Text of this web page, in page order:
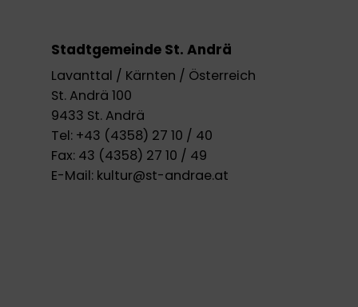
Stadtgemeinde St. Andrä
Lavanttal / Kärnten / Österreich
St. Andrä 100
9433 St. Andrä
Tel: +43 (4358) 27 10 / 40
Fax: 43 (4358) 27 10 / 49
E-Mail: kultur@st-andrae.at